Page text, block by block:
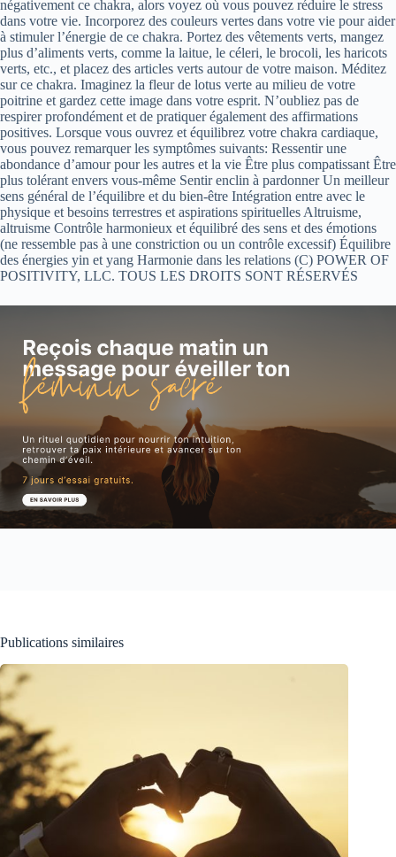
négativement ce chakra, alors voyez où vous pouvez réduire le stress
dans votre vie. Incorporez des couleurs vertes dans votre vie pour aider
à stimuler l’énergie de ce chakra. Portez des vêtements verts, mangez
plus d’aliments verts, comme la laitue, le céleri, le brocoli, les haricots
verts, etc., et placez des articles verts autour de votre maison. Méditez
sur ce chakra. Imaginez la fleur de lotus verte au milieu de votre
poitrine et gardez cette image dans votre esprit. N’oubliez pas de
respirer profondément et de pratiquer également des affirmations
positives. Lorsque vous ouvrez et équilibrez votre chakra cardiaque,
vous pouvez remarquer les symptômes suivants: Ressentir une
abondance d’amour pour les autres et la vie Être plus compatissant Être
plus tolérant envers vous-même Sentir enclin à pardonner Un meilleur
sens général de l’équilibre et du bien-être Intégration entre avec le
physique et besoins terrestres et aspirations spirituelles Altruisme,
altruisme Contrôle harmonieux et équilibré des sens et des émotions
(ne ressemble pas à une constriction ou un contrôle excessif) Équilibre
des énergies yin et yang Harmonie dans les relations (C) POWER OF
POSITIVITY, LLC. TOUS LES DROITS SONT RÉSERVÉS
Publications similaires